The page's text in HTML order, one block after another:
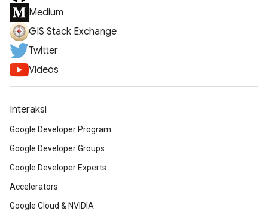
Medium
GIS Stack Exchange
Twitter
Videos
Interaksi
Google Developer Program
Google Developer Groups
Google Developer Experts
Accelerators
Google Cloud & NVIDIA